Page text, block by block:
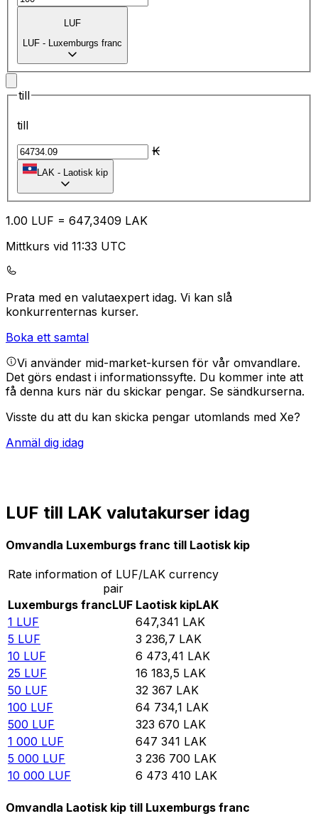
LUF
LUF - Luxemburgs franc
till
till
₭
LAK - Laotisk kip
1.00 LUF = 647,3409 LAK
Mittkurs vid 11:33 UTC
Prata med en valutaexpert idag. Vi kan slå
konkurrenternas kurser.
Boka ett samtal
Vi använder mid-market-kursen för vår omvandlare.
Det görs endast i informationssyfte. Du kommer inte att
få denna kurs när du skickar pengar. Se sändkurserna.
Visste du att du kan skicka pengar utomlands med Xe?
Anmäl dig idag
LUF till LAK valutakurser idag
Omvandla Luxemburgs franc till Laotisk kip
Rate information of LUF/LAK currency
pair
Luxemburgs francLUF Laotisk kipLAK
1 LUF 647,341 LAK
5 LUF 3 236,7 LAK
10 LUF 6 473,41 LAK
25 LUF 16 183,5 LAK
50 LUF 32 367 LAK
100 LUF 64 734,1 LAK
500 LUF 323 670 LAK
1 000 LUF 647 341 LAK
5 000 LUF 3 236 700 LAK
10 000 LUF 6 473 410 LAK
Omvandla Laotisk kip till Luxemburgs franc